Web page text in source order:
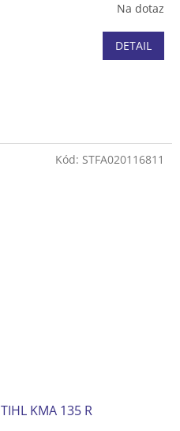
Na dotaz
DETAIL
rukojetí (R)
KMA 135 R
Kód: STFA020116811